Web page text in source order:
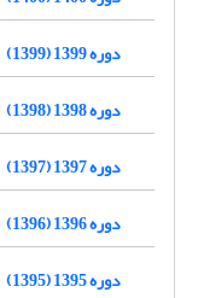
دوره 1399 (1399)
دوره 1398 (1398)
دوره 1397 (1397)
دوره 1396 (1396)
دوره 1395 (1395)